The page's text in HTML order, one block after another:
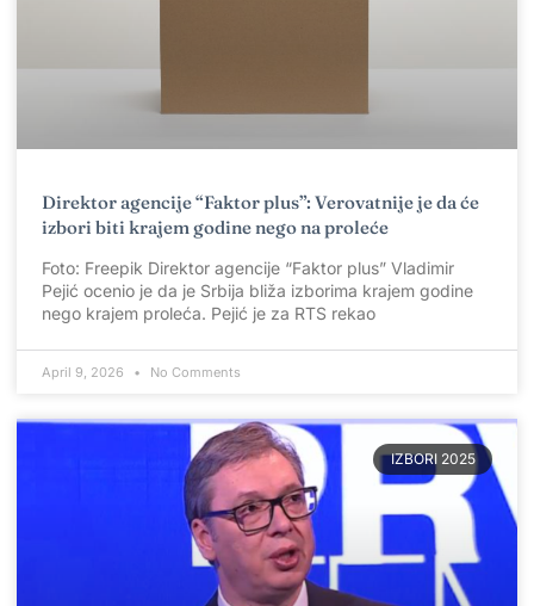
Direktor agencije “Faktor plus”: Verovatnije je da će
izbori biti krajem godine nego na proleće
Foto: Freepik Direktor agencije “Faktor plus” Vladimir
Pejić ocenio je da je Srbija bliža izborima krajem godine
nego krajem proleća. Pejić je za RTS rekao
April 9, 2026 No Comments
IZBORI 2025